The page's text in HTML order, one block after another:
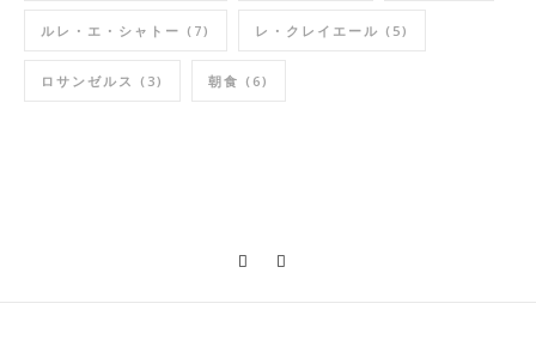
ルレ・エ・シャトー (7) レ・クレイエール (5)
ロサンゼルス (3) 朝食 (6)